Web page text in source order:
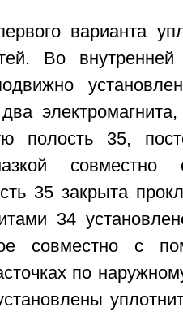
варианта
Во внутренней
полость 35,
совместно
35 закрыта
34
совместно с
по